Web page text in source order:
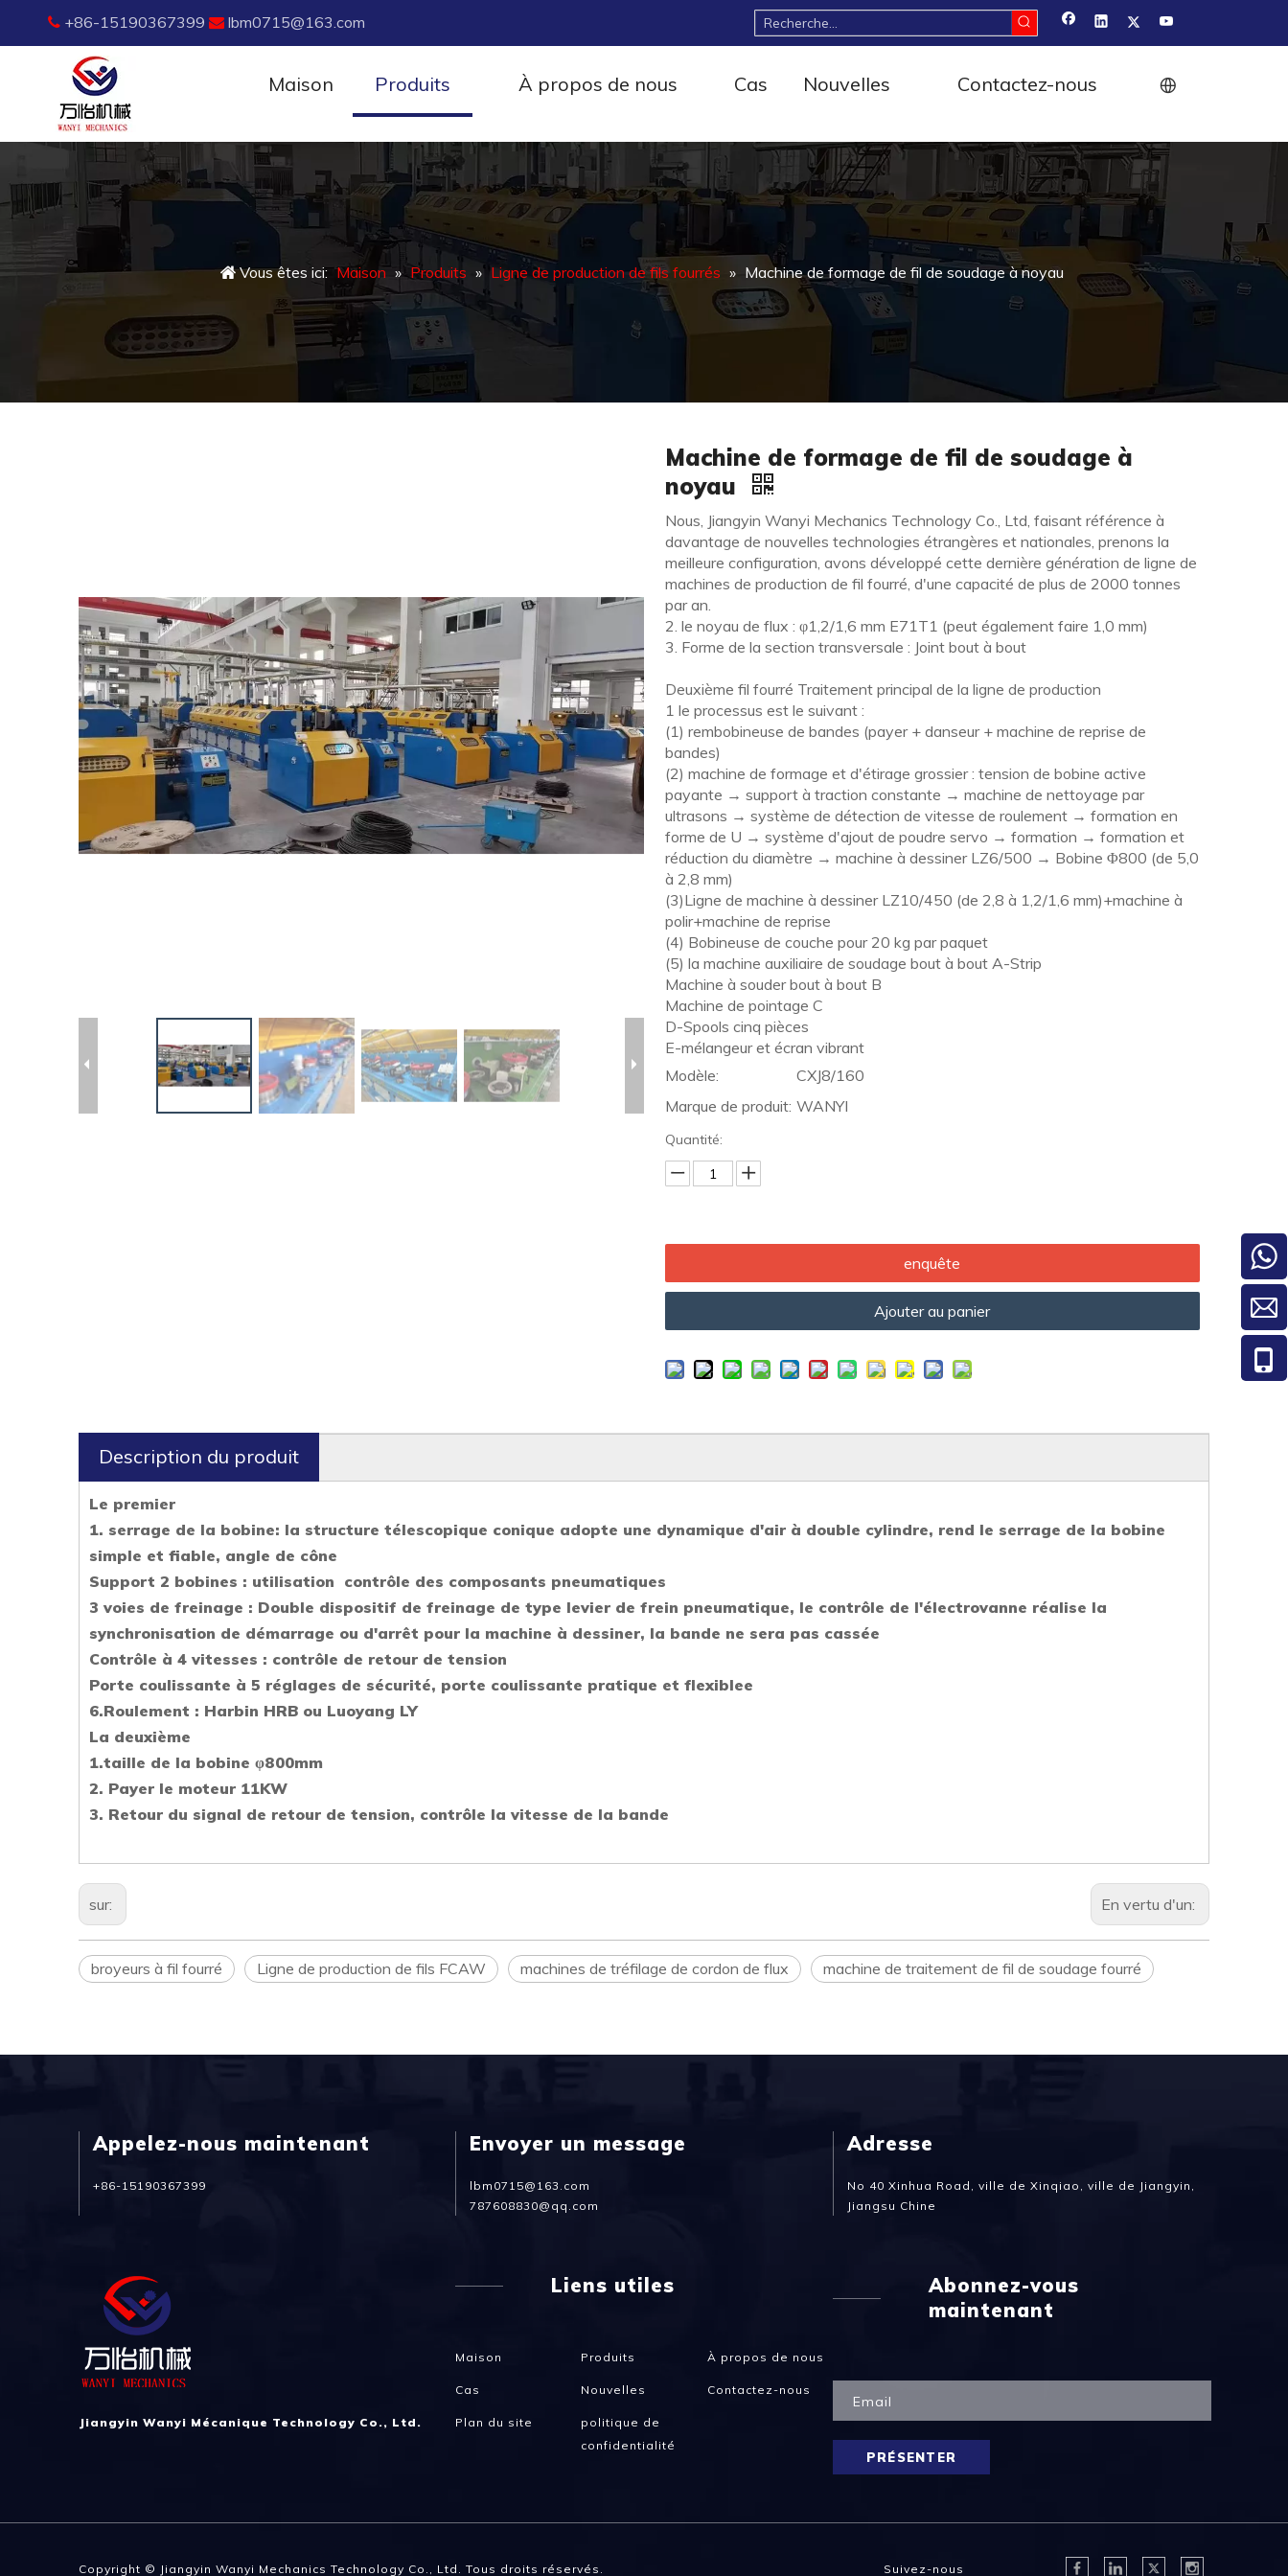
 +86-15190367399  lbm0715@163.com
Maison Produits À propos de nous Cas Nouvelles Contactez-nous
Vous êtes ici: Maison » Produits » Ligne de production de fils fourrés » Machine de formage de fil de soudage à noyau
Machine de formage de fil de soudage à
noyau
Nous, Jiangyin Wanyi Mechanics Technology Co., Ltd, faisant référence à
davantage de nouvelles technologies étrangères et nationales, prenons la
meilleure configuration, avons développé cette dernière génération de ligne de
machines de production de fil fourré, d'une capacité de plus de 2000 tonnes
par an.
2. le noyau de flux : φ1,2/1,6 mm E71T1 (peut également faire 1,0 mm)
3. Forme de la section transversale : Joint bout à bout
Deuxième fil fourré Traitement principal de la ligne de production
1 le processus est le suivant :
(1) rembobineuse de bandes (payer + danseur + machine de reprise de
bandes)
(2) machine de formage et d'étirage grossier : tension de bobine active
payante → support à traction constante → machine de nettoyage par
ultrasons → système de détection de vitesse de roulement → formation en
forme de U → système d'ajout de poudre servo → formation → formation et
réduction du diamètre → machine à dessiner LZ6/500 → Bobine Φ800 (de 5,0
à 2,8 mm)
(3)Ligne de machine à dessiner LZ10/450 (de 2,8 à 1,2/1,6 mm)+machine à
polir+machine de reprise
(4) Bobineuse de couche pour 20 kg par paquet
(5) la machine auxiliaire de soudage bout à bout A-Strip
Machine à souder bout à bout B
Machine de pointage C
D-Spools cinq pièces
E-mélangeur et écran vibrant
Modèle:
CXJ8/160
Marque de produit: WANYI
Quantité:
enquête
Ajouter au panier
Description du produit
Le premier
1. serrage de la bobine: la structure télescopique conique adopte une dynamique d'air à double cylindre, rend le serrage de la bobine
simple et fiable, angle de cône
Support 2 bobines : utilisation contrôle des composants pneumatiques
3 voies de freinage : Double dispositif de freinage de type levier de frein pneumatique, le contrôle de l'électrovanne réalise la
synchronisation de démarrage ou d'arrêt pour la machine à dessiner, la bande ne sera pas cassée
Contrôle à 4 vitesses : contrôle de retour de tension
Porte coulissante à 5 réglages de sécurité, porte coulissante pratique et flexiblee
6.Roulement : Harbin HRB ou Luoyang LY
La deuxième
1.taille de la bobine φ800mm
2. Payer le moteur 11KW
3. Retour du signal de retour de tension, contrôle la vitesse de la bande
sur: En vertu d'un:
broyeurs à fil fourré Ligne de production de fils FCAW machines de tréfilage de cordon de flux machine de traitement de fil de soudage fourré
Appelez-nous maintenant
+86-15190367399
Envoyer un message
lbm0715@163.com
787608830@qq.com
Adresse
No 40 Xinhua Road, ville de Xinqiao, ville de Jiangyin,
Jiangsu Chine
Jiangyin Wanyi Mécanique Technology Co., Ltd.
Liens utiles
Maison Produits À propos de nous
Cas Nouvelles Contactez-nous
Plan du site
politique de
confidentialité
Abonnez-vous
maintenant
PRÉSENTER
Copyright © Jiangyin Wanyi Mechanics Technology Co., Ltd. Tous droits réservés. Suivez-nous